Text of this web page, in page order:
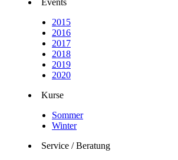
Events
2015
2016
2017
2018
2019
2020
Kurse
Sommer
Winter
Service / Beratung